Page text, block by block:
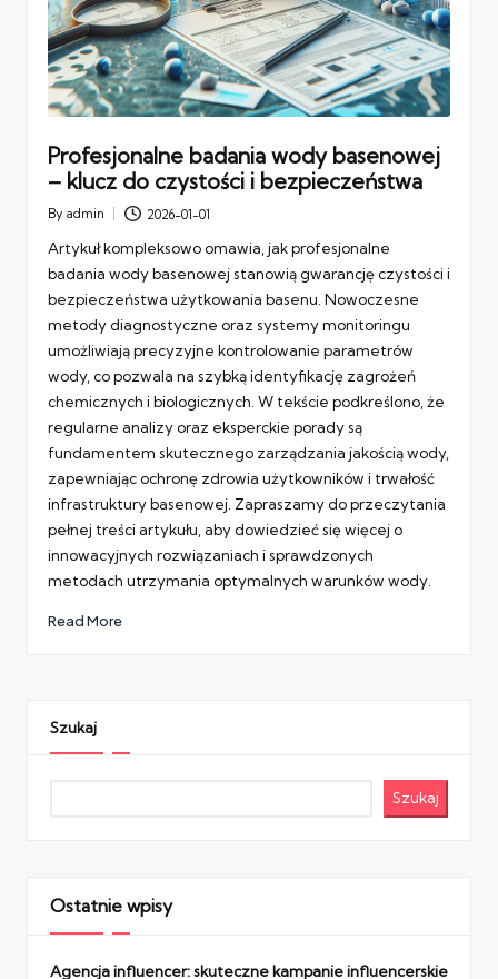
Profesjonalne badania wody basenowej
– klucz do czystości i bezpieczeństwa
Posted
By admin 2026-01-01
Artykuł kompleksowo omawia, jak profesjonalne
badania wody basenowej stanowią gwarancję czystości i
bezpieczeństwa użytkowania basenu. Nowoczesne
metody diagnostyczne oraz systemy monitoringu
umożliwiają precyzyjne kontrolowanie parametrów
wody, co pozwala na szybką identyfikację zagrożeń
chemicznych i biologicznych. W tekście podkreślono, że
regularne analizy oraz eksperckie porady są
fundamentem skutecznego zarządzania jakością wody,
zapewniając ochronę zdrowia użytkowników i trwałość
infrastruktury basenowej. Zapraszamy do przeczytania
pełnej treści artykułu, aby dowiedzieć się więcej o
innowacyjnych rozwiązaniach i sprawdzonych
metodach utrzymania optymalnych warunków wody.
Read More
Szukaj
Szukaj
Ostatnie wpisy
Agencja influencer: skuteczne kampanie influencerskie